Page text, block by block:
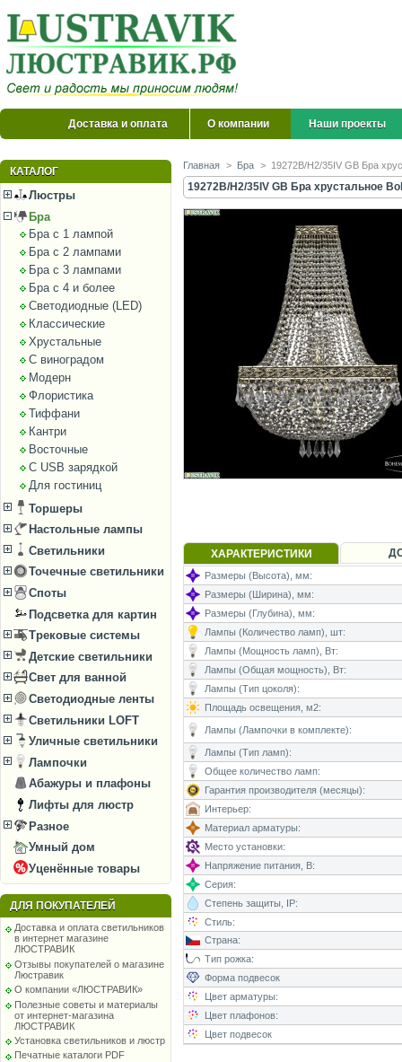
Доставка и оплата О компании Наши проекты
КАТАЛОГ
Люстры
Бра
Бра с 1 лампой
Бра с 2 лампами
Бра с 3 лампами
Бра с 4 и более
Светодиодные (LED)
Классические
Хрустальные
С виноградом
Модерн
Флористика
Тиффани
Кантри
Восточные
С USB зарядкой
Для гостиниц
Торшеры
Настольные лампы
Светильники
Точечные светильники
Споты
Подсветка для картин
Трековые системы
Детские светильники
Свет для ванной
Светодиодные ленты
Светильники LOFT
Уличные светильники
Лампочки
Абажуры и плафоны
Лифты для люстр
Разное
Умный дом
Уценённые товары
ДЛЯ ПОКУПАТЕЛЕЙ
Доставка и оплата светильников
в интернет магазине
ЛЮСТРАВИК
Отзывы покупателей о магазине
Люстравик
О компании «ЛЮСТРАВИК»
Полезные советы и материалы
от интернет-магазина
ЛЮСТРАВИК
Установка светильников и люстр
Печатные каталоги PDF
Главная > Бра > 19272B/H2/35IV GB Бра
19272B/H2/35IV GB Бра хрустальное
ХАРАКТЕРИСТИКИ
Размеры (Высота), мм:
Размеры (Ширина), мм:
Размеры (Глубина), мм:
Лампы (Количество ламп), шт:
Лампы (Мощность ламп), Вт:
Лампы (Общая мощность), Вт:
Лампы (Тип цоколя):
Площадь освещения, м2:
Лампы (Лампочки в комплекте):
Лампы (Тип ламп):
Общее количество ламп:
Гарантия производителя (месяцы):
Интерьер:
Материал арматуры:
Место установки:
Напряжение питания, В:
Серия:
Степень защиты, IP:
Стиль:
Страна:
Тип рожка:
Форма подвесок
Цвет арматуры:
Цвет плафонов:
Цвет подвесок